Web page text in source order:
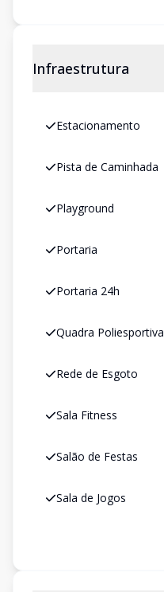
Infraestrutura
Estacionamento
Pista de Caminhada
Playground
Portaria
Portaria 24h
Quadra Poliesportiva
Rede de Esgoto
Sala Fitness
Salão de Festas
Sala de Jogos